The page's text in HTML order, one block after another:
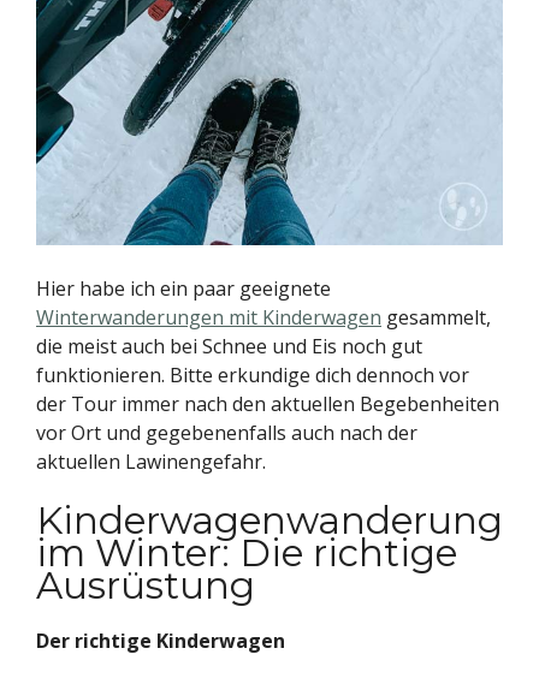
Hier habe ich ein paar geeignete
Winterwanderungen mit Kinderwagen gesammelt,
die meist auch bei Schnee und Eis noch gut
funktionieren. Bitte erkundige dich dennoch vor
der Tour immer nach den aktuellen Begebenheiten
vor Ort und gegebenenfalls auch nach der
aktuellen Lawinengefahr.
Kinderwagenwanderung
im Winter: Die richtige
Ausrüstung
Der richtige Kinderwagen